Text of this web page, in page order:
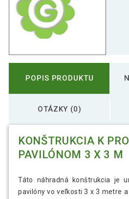
POPIS PRODUKTU
OTÁZKY (0)
KONŠTRUKCIA K
PAVILÓNOM 3 X 3 M
Táto náhradná konštrukcia je
pavilóny vo veľkosti 3 x 3 metre